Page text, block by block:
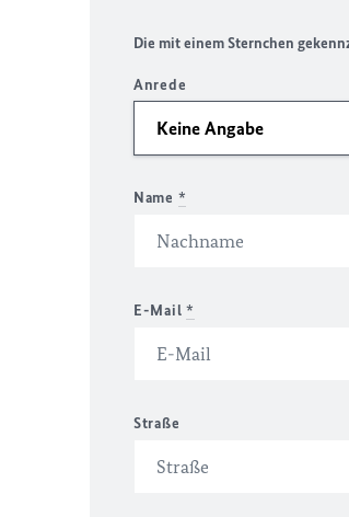
Die mit einem Sternchen
Anrede
Name *
E-Mail *
Straße